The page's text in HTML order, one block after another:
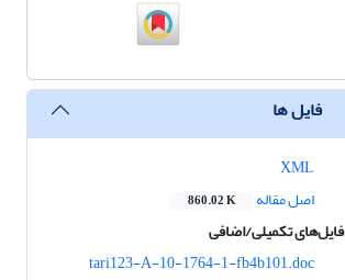
فایل ها
اصل مقاله
860.02 K
فایل‌های تکمیلی/اضافی
tari123-A-10-1764-1-fb4b101.doc